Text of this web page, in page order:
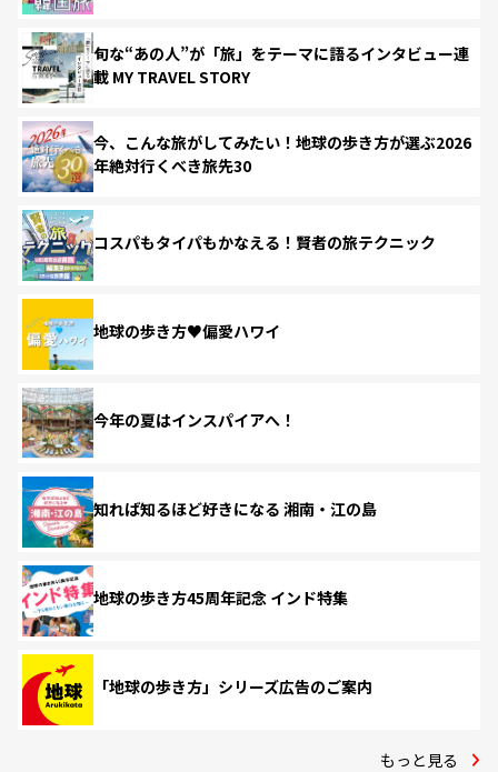
旬な“あの人”が「旅」をテーマに語るインタビュー連
載 MY TRAVEL STORY
今、こんな旅がしてみたい！地球の歩き方が選ぶ2026
年絶対行くべき旅先30
コスパもタイパもかなえる！賢者の旅テクニック
地球の歩き方♥偏愛ハワイ
今年の夏はインスパイアへ！
知れば知るほど好きになる 湘南・江の島
地球の歩き方45周年記念 インド特集
「地球の歩き方」シリーズ広告のご案内
もっと見る